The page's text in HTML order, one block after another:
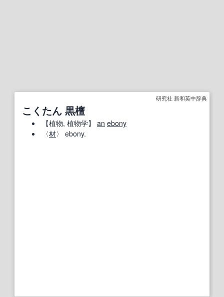
研究社 新和英中辞典
こくたん 黒檀
【植物, 植物学】 an ebony
〈材〉 ebony.